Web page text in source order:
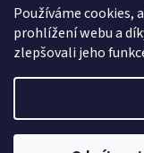
Používáme cookies,
prohlížení webu a
zlepšovali jeho
Copyright 2026